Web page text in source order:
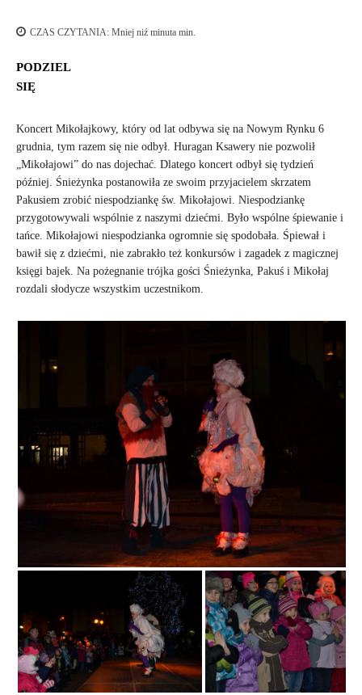
CZAS CZYTANIA: Mniej niź minuta min.
PODZIEL
SIĘ
Koncert Mikołajkowy, który od lat odbywa się na Nowym Rynku 6
grudnia, tym razem się nie odbył. Huragan Ksawery nie pozwolił
„Mikołajowi” do nas dojechać. Dlatego koncert odbył się tydzień
później. Śnieżynka postanowiła ze swoim przyjacielem skrzatem
Pakusiem zrobić niespodziankę św. Mikołajowi. Niespodziankę
przygotowywali wspólnie z naszymi dziećmi. Było wspólne śpiewanie i
tańce. Mikołajowi niespodzianka ogromnie się spodobała. Śpiewał i
bawił się z dziećmi, nie zabrakło też konkursów i zagadek z magicznej
księgi bajek. Na pożegnanie trójka gości Śnieżynka, Pakuś i Mikołaj
rozdali słodycze wszystkim uczestnikom.